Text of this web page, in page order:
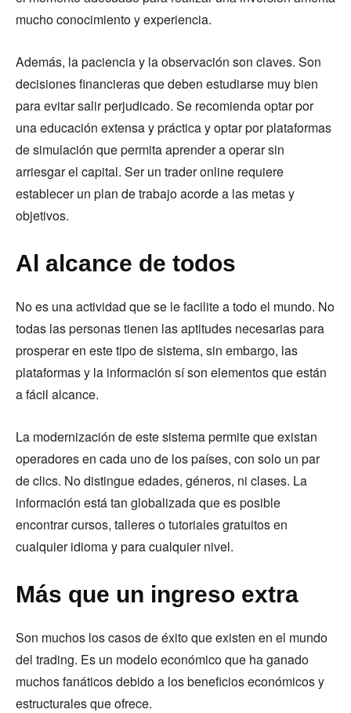
mucho conocimiento y experiencia.
Además, la paciencia y la observación son claves. Son
decisiones financieras que deben estudiarse muy bien
para evitar salir perjudicado. Se recomienda optar por
una educación extensa y práctica y optar por plataformas
de simulación que permita aprender a operar sin
arriesgar el capital. Ser un trader online requiere
establecer un plan de trabajo acorde a las metas y
objetivos.
Al alcance de todos
No es una actividad que se le facilite a todo el mundo. No
todas las personas tienen las aptitudes necesarias para
prosperar en este tipo de sistema, sin embargo, las
plataformas y la información sí son elementos que están
a fácil alcance.
La modernización de este sistema permite que existan
operadores en cada uno de los países, con solo un par
de clics. No distingue edades, géneros, ni clases. La
información está tan globalizada que es posible
encontrar cursos, talleres o tutoriales gratuitos en
cualquier idioma y para cualquier nivel.
Más que un ingreso extra
Son muchos los casos de éxito que existen en el mundo
del trading. Es un modelo económico que ha ganado
muchos fanáticos debido a los beneficios económicos y
estructurales que ofrece.